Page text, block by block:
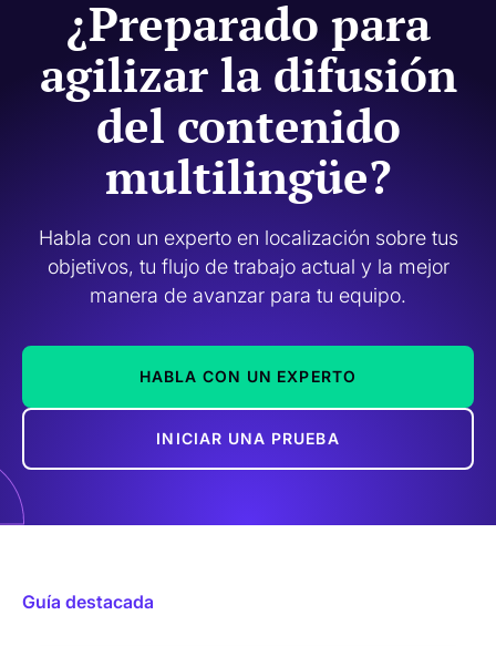
¿Preparado para
agilizar la difusión
del contenido
multilingüe?
Habla con un experto en localización sobre tus
objetivos, tu flujo de trabajo actual y la mejor
manera de avanzar para tu equipo.
HABLA CON UN EXPERTO
INICIAR UNA PRUEBA
Guía destacada